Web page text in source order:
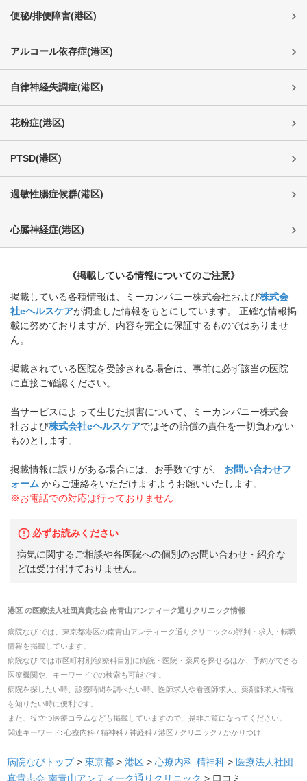
便秘/排便障害(港区)
アルコール依存症(港区)
自律神経失調症(港区)
花粉症(港区)
PTSD(港区)
過敏性腸症候群(港区)
心臓神経症(港区)
《掲載している情報についてのご注意》
掲載している各種情報は、ミーカンパニー株式会社および株式会
社eヘルスケアが調査した情報をもとにしています。 正確な情報掲
載に努めておりますが、内容を完全に保証するものではありませ
ん。
掲載されている医院を受診される場合は、事前に必ず該当の医院
に直接ご確認ください。
当サービスによって生じた損害について、ミーカンパニー株式会
社および株式会社eヘルスケアではその賠償の責任を一切負わない
ものとします。
掲載情報に誤りがある場合には、お手数ですが、
お問い合わせフ
ォーム からご連絡をいただけますようお願いいたします。
※お電話での対応は行っておりません
必ずお読みください
病気に関するご相談や各医院への個別のお問い合わせ・紹介な
どは受け付けておりません。
港区の医療法人社団真貴志会 南青山アンティーク通りクリニック情報
病院なび では、 東京都港区の南青山アンティーク通りクリニックの評判・求人・転職
情報を掲載しています。
病院なび では市区町村別/診療科目別に病院・医院・薬局を探せるほか、予約ができる
医療機関や、キーワードでの検索も可能です。
病院を探したい時、診療時間を調べたい時、医師求人や看護師求人、薬剤師求人情報
を知りたい時に便利です。
また、役立つ医療コラムなども掲載していますので、是非ご覧になってください。
関連キーワード: 心療内科 / 精神科 / 神経科 / 港区 / クリニック / かかりつけ
病院なびトップ > 東京都 > 港区 > 心療内科 精神科 > 医療法人社団
真貴志会 南青山アンティーク通りクリニック > 口コミ